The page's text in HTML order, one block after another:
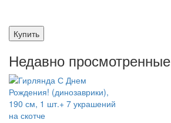
Купить
Недавно просмотренные